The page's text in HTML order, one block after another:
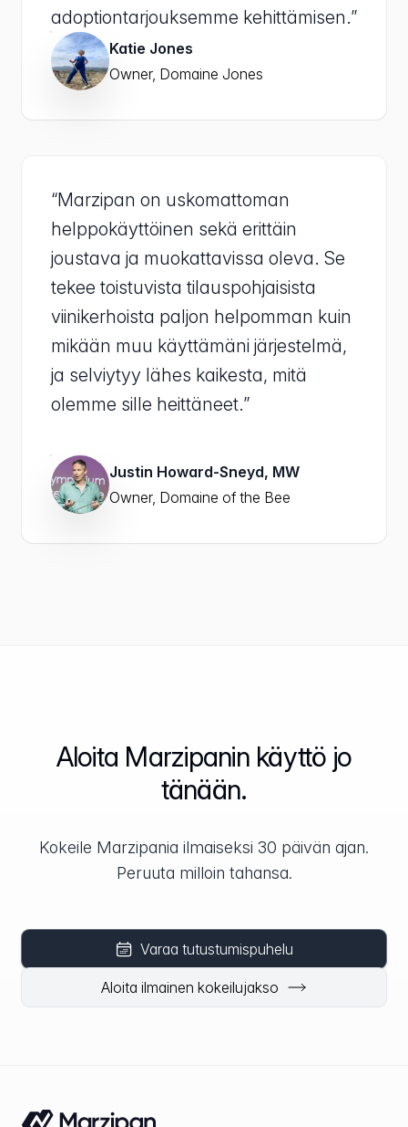
adoptiontarjouksemme kehittämisen.”
Katie Jones
Owner, Domaine Jones
“Marzipan on uskomattoman
helppokäyttöinen sekä erittäin
joustava ja muokattavissa oleva. Se
tekee toistuvista tilauspohjaisista
viinikerhoista paljon helpomman kuin
mikään muu käyttämäni järjestelmä,
ja selviytyy lähes kaikesta, mitä
olemme sille heittäneet.”
Justin Howard-Sneyd, MW
Owner, Domaine of the Bee
Aloita Marzipanin käyttö jo
tänään.
Kokeile Marzipania ilmaiseksi 30 päivän ajan.
Peruuta milloin tahansa.
Varaa tutustumispuhelu
Aloita ilmainen kokeilujakso